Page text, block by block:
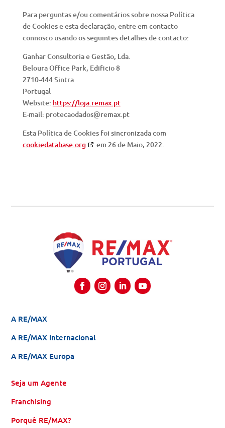
Para perguntas e/ou comentários sobre nossa Política
de Cookies e esta declaração, entre em contacto
connosco usando os seguintes detalhes de contacto:
Ganhar Consultoria e Gestão, Lda.
Beloura Office Park, Edificio 8
2710-444 Sintra
Portugal
Website: https://loja.remax.pt
E-mail: protecaodados@remax.pt
Esta Política de Cookies foi sincronizada com
cookiedatabase.org
em 26 de Maio, 2022.
A RE/MAX
A RE/MAX Internacional
A RE/MAX Europa
Seja um Agente
Franchising
Porquê RE/MAX?